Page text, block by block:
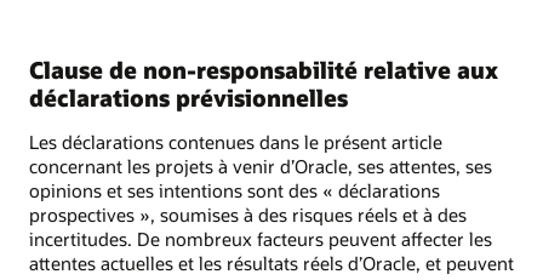
Clause de non-responsabilité relative aux
déclarations prévisionnelles
Les déclarations contenues dans le présent article
concernant les projets à venir d’Oracle, ses attentes, ses
opinions et ses intentions sont des « déclarations
prospectives », soumises à des risques réels et à des
incertitudes. De nombreux facteurs peuvent affecter les
attentes actuelles et les résultats réels d’Oracle, et peuvent